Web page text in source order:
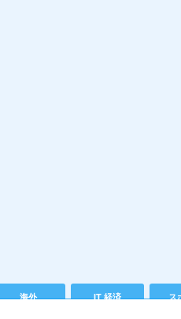
海外 IT 経済 ス